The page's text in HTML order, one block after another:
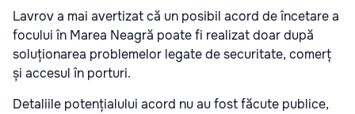
Lavrov a mai avertizat că un posibil acord de încetare a
focului în Marea Neagră poate fi realizat doar după
soluționarea problemelor legate de securitate, comerț
și accesul în porturi.
Detaliile potențialului acord nu au fost făcute publice,